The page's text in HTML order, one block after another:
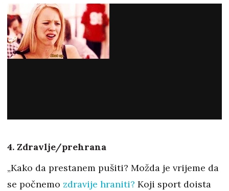
4. Zdravlje/prehrana
„Kako da prestanem pušiti? Možda je vrijeme da
se počnemo zdravije hraniti? Koji sport doista